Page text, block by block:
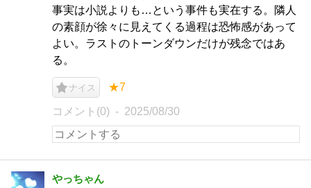
事実は小説よりも…という事件も実在する。隣人
の素顔が徐々に見えてくる過程は恐怖感があって
よい。ラストのトーンダウンだけが残念ではあ
る。
ナイス ★7
コメント(0) 2025/08/30
やっちゃん